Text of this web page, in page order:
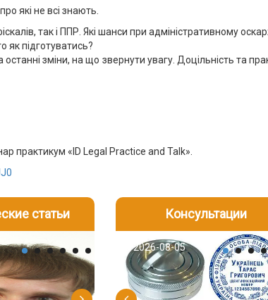
які не всі знають.
так і ППР. Які шанси при адміністративному
як підготуватись?
зміни, на що звернути увагу. Доцільність та
практикум «ID Legal Practice and Talk».
2026-08-05
статьи
2026-08-04
Консультации
2026-08-05
2026-07-30